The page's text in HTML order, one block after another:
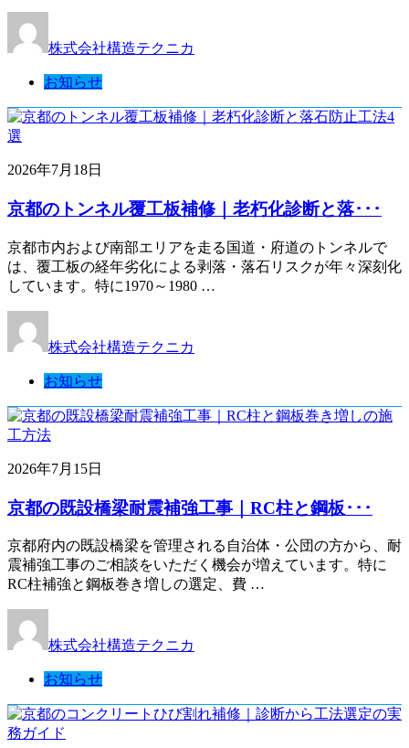
株式会社構造テクニカ
お知らせ
2026年7月18日
京都のトンネル覆工板補修｜老朽化診断と落･･･
京都市内および南部エリアを走る国道・府道のトンネルで
は、覆工板の経年劣化による剥落・落石リスクが年々深刻化
しています。特に1970～1980 …
株式会社構造テクニカ
お知らせ
2026年7月15日
京都の既設橋梁耐震補強工事｜RC柱と鋼板･･･
京都府内の既設橋梁を管理される自治体・公団の方から、耐
震補強工事のご相談をいただく機会が増えています。特に
RC柱補強と鋼板巻き増しの選定、費 …
株式会社構造テクニカ
お知らせ